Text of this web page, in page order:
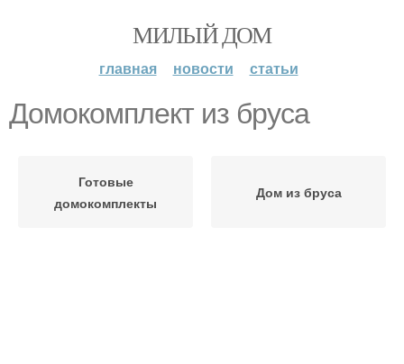
МИЛЫЙ ДОМ
главная новости статьи
Домокомплект из бруса
Готовые
домокомплекты
Дом из бруса